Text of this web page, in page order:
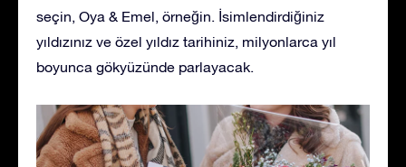
seçin, Oya & Emel, örneğin. İsimlendirdiğiniz
yıldızınız ve özel yıldız tarihiniz, milyonlarca yıl
boyunca gökyüzünde parlayacak.